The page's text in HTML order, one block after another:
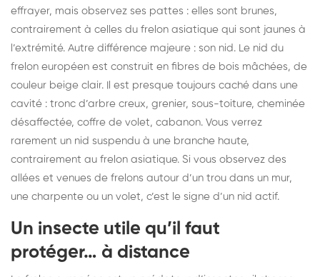
effrayer, mais observez ses pattes : elles sont brunes,
contrairement à celles du frelon asiatique qui sont jaunes à
l’extrémité. Autre différence majeure : son nid. Le nid du
frelon européen est construit en fibres de bois mâchées, de
couleur beige clair. Il est presque toujours caché dans une
cavité : tronc d’arbre creux, grenier, sous-toiture, cheminée
désaffectée, coffre de volet, cabanon. Vous verrez
rarement un nid suspendu à une branche haute,
contrairement au frelon asiatique. Si vous observez des
allées et venues de frelons autour d’un trou dans un mur,
une charpente ou un volet, c’est le signe d’un nid actif.
Un insecte utile qu’il faut
protéger… à distance